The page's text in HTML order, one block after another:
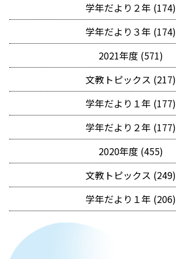
学年だより２年 (174)
学年だより３年 (174)
2021年度 (571)
文教トピックス (217)
学年だより１年 (177)
学年だより２年 (177)
2020年度 (455)
文教トピックス (249)
学年だより１年 (206)